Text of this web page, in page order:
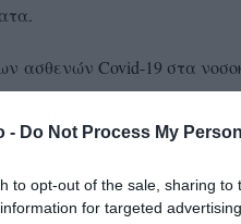
- Do Not Process My
to opt-out of the sale, sharing
for targeted
ασθενών Covid-19 στα
τους 45! Αναλυτικά,
Αθήνας. Σε έξαρση ο
304.